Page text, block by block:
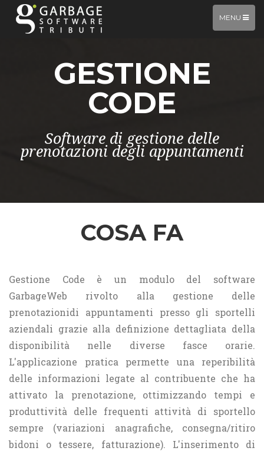
TOGGLE
NAVIGATION
MENU
GESTIONE
CODE
Software di gestione delle
prenotazioni degli appuntamenti
COSA FA
Gestione Code è un modulo del software
GarbageWeb rivolto alla gestione delle
prenotazionidi appuntamenti presso gli sportelli
aziendali grazie alla definizione dettagliata della
disponibilità nelle diverse fasce orarie.
L'applicazione pratica permette una reperibilità
delle informazioni legate al contribuente che ha
attivato la prenotazione, ottimizzando tempi e
produttività delle frequenti attività di sportello
sempre (variazioni anagrafiche, consegna/ritiro
bidoni o tessere, fatturazione). L'inserimento di